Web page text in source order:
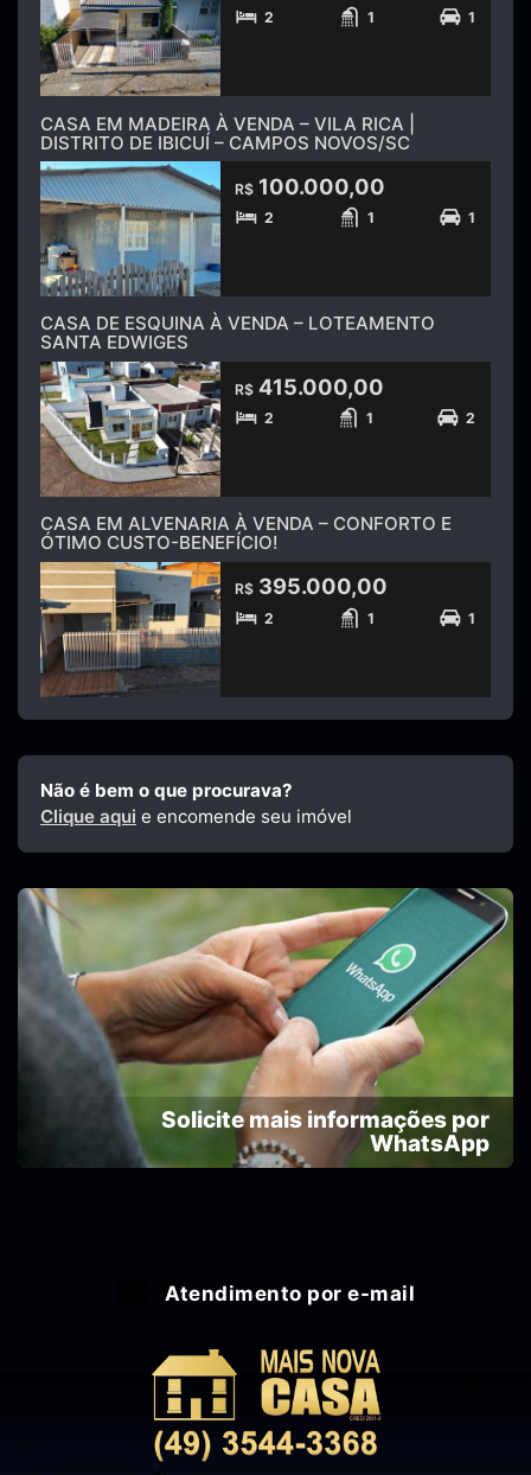
2 1 1
CASA EM MADEIRA À VENDA – VILA RICA |
DISTRITO DE IBICUÍ – CAMPOS NOVOS/SC
R$ 100.000,00
2 1 1
CASA DE ESQUINA À VENDA – LOTEAMENTO
SANTA EDWIGES
R$ 415.000,00
2 1 2
CASA EM ALVENARIA À VENDA – CONFORTO E
ÓTIMO CUSTO-BENEFÍCIO!
R$ 395.000,00
2 1 1
Não é bem o que procurava?
Clique aqui e encomende seu imóvel
Solicite mais informações por
WhatsApp
Atendimento por e-mail